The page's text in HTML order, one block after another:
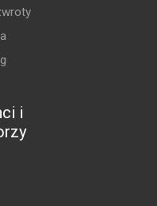
i